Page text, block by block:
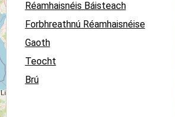
Réamhaisnéis Báisteach
Forbhreathnú Réamhaisnéise
Gaoth
Teocht
Brú